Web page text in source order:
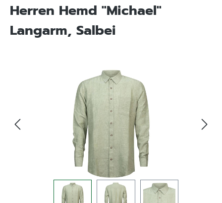
Herren Hemd "Michael"
Langarm, Salbei
Bildergalerie überspringen